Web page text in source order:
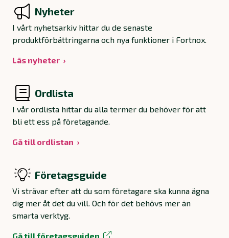
Nyheter
I vårt nyhetsarkiv hittar du de senaste
produktförbättringarna och nya funktioner i Fortnox.
Läs nyheter
Ordlista
I vår ordlista hittar du alla termer du behöver för att
bli ett ess på företagande.
Gå till ordlistan
Företagsguide
Vi strävar efter att du som företagare ska kunna ägna
dig mer åt det du vill. Och för det behövs mer än
smarta verktyg.
Gå till företagsguiden